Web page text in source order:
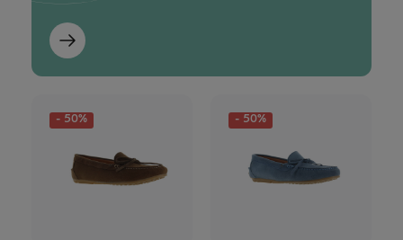
- 50% - 50%